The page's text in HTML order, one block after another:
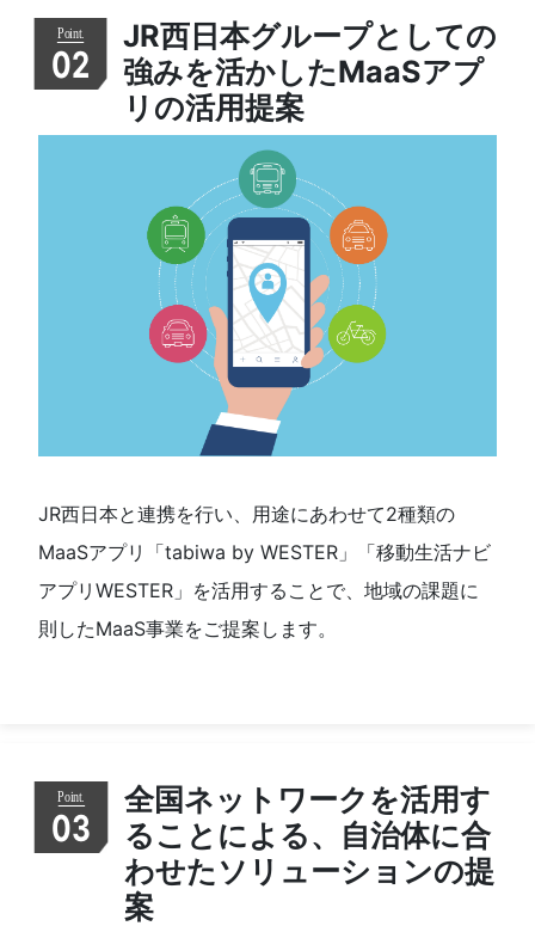
02
JR西日本グループとしての
強みを活かしたMaaSアプ
リの活用提案
JR西日本と連携を行い、用途にあわせて2種類の
MaaSアプリ「tabiwa by WESTER」「移動生活ナビ
アプリWESTER」を活用することで、地域の課題に
則したMaaS事業をご提案します。
03
全国ネットワークを活用す
ることによる、自治体に合
わせたソリューションの提
案